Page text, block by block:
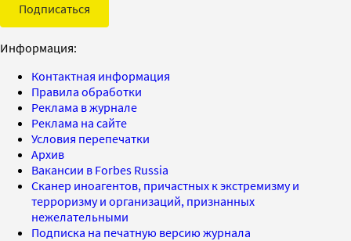
Подписаться
Информация:
Контактная информация
Правила обработки
Реклама в журнале
Реклама на сайте
Условия перепечатки
Архив
Вакансии в Forbes Russia
Сканер иноагентов, причастных к экстремизму и
терроризму и организаций, признанных
нежелательными
Подписка на печатную версию журнала